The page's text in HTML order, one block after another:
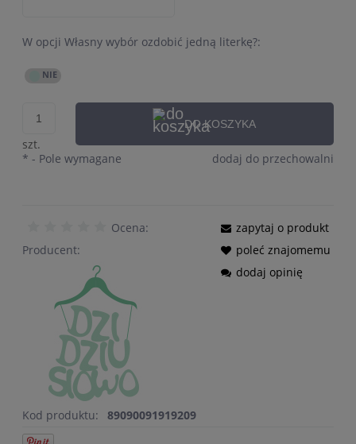
W opcji Własny wybór ozdobić jedną literkę?:
szt.
DO KOSZYKA
dodaj do przechowalni
* - Pole wymagane
Ocena:
Producent:
Kod produktu: 89090091919209
zapytaj o produkt
poleć znajomemu
dodaj opinię